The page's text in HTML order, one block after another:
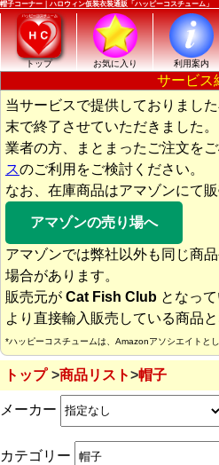
帽子コーナー｜ハロウィン仮装衣装通販「ハッピーコスチューム」
トップ お気に入り 利用案内
サービス
当サービスで提供しておりまし
末で終了させていただきました。
業者の方、まとまったご注文をご
スのご利用をご検討ください。
なお、在庫商品はアマゾンにて
アマゾンの売り場へ
アマゾンでは弊社以外も同じ商
場合があります。
販売元が Cat Fish Club となっ
より直接輸入販売している商品と
*ハッピーコスチュームは、Amazonアソシエイトと
トップ 商品リスト 帽子
メーカー
カテゴリー